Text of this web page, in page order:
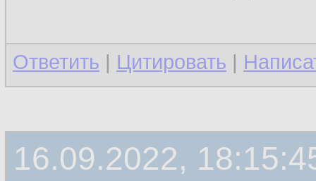
Ответить | Цитировать |
16.09.2022,